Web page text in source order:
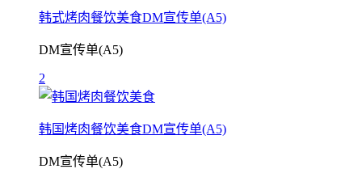
韩式烤肉餐饮美食DM宣传单(A5)
DM宣传单(A5)
2
韩国烤肉餐饮美食DM宣传单(A5)
DM宣传单(A5)